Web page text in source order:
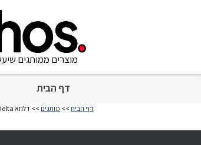
דף הבית
מוצרים ממותגים
דף הבית >> מותגים >> דלתא Delta